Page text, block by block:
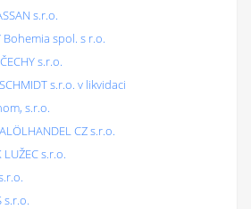
s.r.o.
Bohemia spol. s r.o.
s.r.o.
s.r.o. v likvidaci
s.r.o.
CZ s.r.o.
LUŽEC s.r.o.
s.r.o.